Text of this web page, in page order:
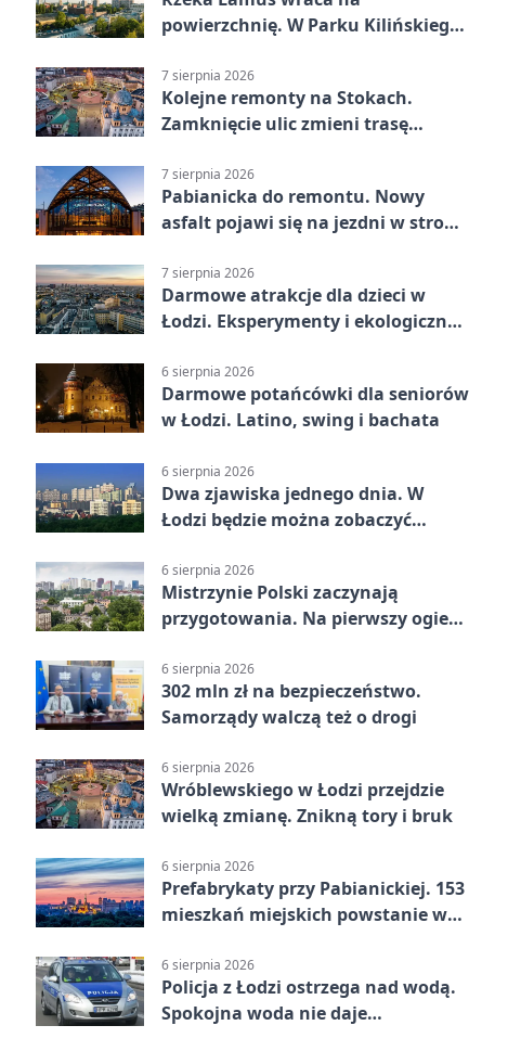
powierzchnię. W Parku Kilińskiego
7 sierpnia 2026
Kolejne remonty na Stokach.
Zamknięcie ulic zmieni trasę
7 sierpnia 2026
Pabianicka do remontu. Nowy
asfalt pojawi się na jezdni w stronę
7 sierpnia 2026
Darmowe atrakcje dla dzieci w
Łodzi. Eksperymenty i ekologiczny
6 sierpnia 2026
Darmowe potańcówki dla seniorów
w Łodzi. Latino, swing i bachata
6 sierpnia 2026
Dwa zjawiska jednego dnia. W
Łodzi będzie można zobaczyć
6 sierpnia 2026
Mistrzynie Polski zaczynają
przygotowania. Na pierwszy ogień
6 sierpnia 2026
302 mln zł na bezpieczeństwo.
Samorządy walczą też o drogi
6 sierpnia 2026
Wróblewskiego w Łodzi przejdzie
wielką zmianę. Znikną tory i bruk
6 sierpnia 2026
Prefabrykaty przy Pabianickiej. 153
mieszkań miejskich powstanie w
6 sierpnia 2026
Policja z Łodzi ostrzega nad wodą.
Spokojna woda nie daje